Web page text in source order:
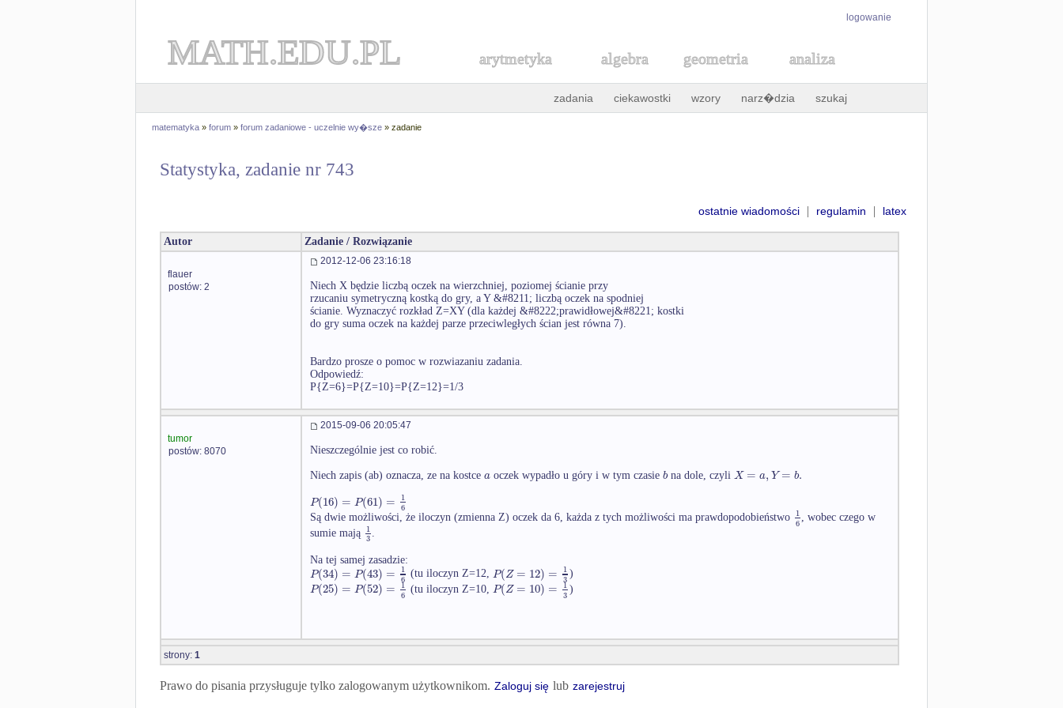
logowanie
MATH.EDU.PL arytmetyka algebra geometria analiza
zadania ciekawostki wzory narz�dzia szukaj
matematyka » forum » forum zadaniowe - uczelnie wy�sze » zadanie
Statystyka, zadanie nr 743
ostatnie wiadomości | regulamin | latex
Autor Zadanie / Rozwiązanie
flauer
postów: 2
2012-12-06 23:16:18
Niech X będzie liczbą oczek na wierzchniej, poziomej ścianie przy
rzucaniu symetryczną kostką do gry, a Y &#8211; liczbą oczek na spodniej
ścianie. Wyznaczyć rozkład Z=XY (dla każdej &#8222;prawidłowej&#8221; kostki
do gry suma oczek na każdej parze przeciwległych ścian jest równa 7).
Bardzo prosze o pomoc w rozwiazaniu zadania.
Odpowiedź:
P{Z=6}=P{Z=10}=P{Z=12}=1/3
tumor
postów: 8070
2015-09-06 20:05:47
Nieszczególnie jest co robić.
Niech zapis (ab) oznacza, ze na kostce aoczek wypadło u góry i w tym czasie bna dole, czyli X = a,Y = b.
P(16) = P(61) = 1
6
Są dwie możliwości, że iloczyn (zmienna Z) oczek da 6, każda z tych możliwości ma prawdopodobieństwo 1
6 , wobec czego w
sumie mają 1
3 .
Na tej samej zasadzie:
P(34) = P(43) = 1
6 (tu iloczyn Z=12, P(Z = 12) = 1
3 )
P(25) = P(52) = 1
6 (tu iloczyn Z=10,P(Z = 10) = 1
3 )
strony: 1
Prawo do pisania przysługuje tylko zalogowanym użytkownikom. Zaloguj się lub zarejestruj